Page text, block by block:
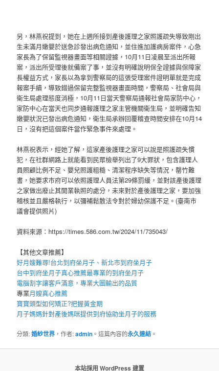
另，林燕祝提到，她在上週所接到產後護理之家照護疏失導致剛出
生未滿月嫩嬰於送急診發出病危通知，並住進加護病房案件，心急
家長為了保留監視器畫面等相關證據，10月11日凌晨至派出所報
案，派出所受理後就備案了事，並沒有明確說明保全證據與保障家
長權益方式，家長以為拿到警察局的這張受理案件證明單就是完成
報案手續，導致錯過保留完整監視器畫面時間，警察局、社會局與
衛生局處理態度消極，10月11日當天警察局通報社會局家防中心，
家防中心在當天也同步通報護理之家主管機關衛生局，並明確告知
嫩嬰狀況已發出病危通知，衛生局承辦回覆稽查時間安排在10月14
日，沒有把這個案件當作緊急事件來處理。
林燕祝表示，經她了解，這家產後護理之家可以說是照護疏失慣
犯，在社群網路上就能看到民眾檢舉列出了9大罪狀，包含護理人
員照顧比例不足、嬰兒照護粗糙、清潔程序缺失等情況，罄竹難
書，她要求市府可以依照護理人員法第29條罰緩，並對該產後護理
之家做出廢止其開業執照的處分，未來對於產後護理之家，要加強
稽核並且嚴格執行，以彌補鬆散法令對於婦幼保護不足。(臺南市
議會提供照片)
資料來源：https://times.586.com.tw/2024/11/735043/
【其他文章推薦】
好月嫂難尋!台北到府坐月子 、新北市到府坐月子
台中到府坐月子真心推薦最專業的到府坐月子
電腦割字讓客戶滿意，專業大圖輸出的品質
專業月嫂真心推薦
寶寶頭型如何矯正?把握黃金期
月子媽媽針對產後媽咪提供到府協助坐月子的服務
分類:婚紗世界 ，作者:admin 。這篇內容的永久連結 。
本站採用 WordPress 建置